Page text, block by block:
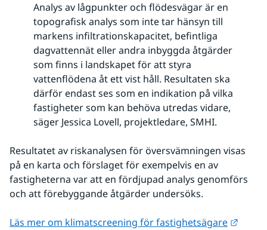
Analys av lågpunkter och flödesvägar är en
topografisk analys som inte tar hänsyn till
markens infiltrationskapacitet, befintliga
dagvattennät eller andra inbyggda åtgärder
som finns i landskapet för att styra
vattenflödena åt ett vist håll. Resultaten ska
därför endast ses som en indikation på vilka
fastigheter som kan behöva utredas vidare,
säger Jessica Lovell, projektledare, SMHI.
Resultatet av riskanalysen för översvämningen visas
på en karta och förslaget för exempelvis en av
fastigheterna var att en fördjupad analys genomförs
och att förebyggande åtgärder undersöks.
Läs mer om klimatscreening för fastighetsägare